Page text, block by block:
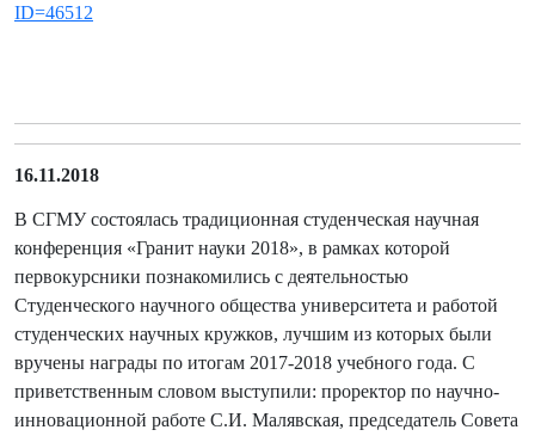
ID=46512
16.11.2018
В СГМУ состоялась традиционная студенческая научная
конференция «Гранит науки 2018», в рамках которой
первокурсники познакомились с деятельностью
Студенческого научного общества университета и работой
студенческих научных кружков, лучшим из которых были
вручены награды по итогам 2017-2018 учебного года. С
приветственным словом выступили: проректор по научно-
инновационной работе С.И. Малявская, председатель Совета